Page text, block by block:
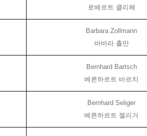
로베르트 클리헤
Barbara Zollmann
바바라 촐만
Bernhard Bartsch
베른하르트 바르치
Bernhard Seliger
베른하르트 젤리거